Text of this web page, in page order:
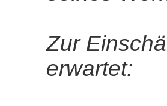
Zur
erwartet: